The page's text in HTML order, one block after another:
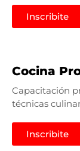
Inscribite
Cocina
Capacitación
técnicas
Inscribite